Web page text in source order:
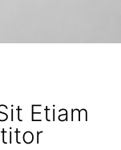
Etiam